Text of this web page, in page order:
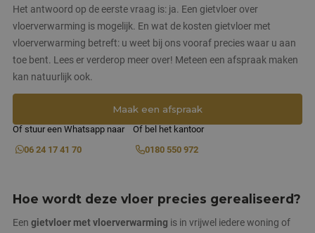
Het antwoord op de eerste vraag is: ja. Een gietvloer over
vloerverwarming is mogelijk. En wat de kosten gietvloer met
vloerverwarming betreft: u weet bij ons vooraf precies waar u aan
toe bent. Lees er verderop meer over! Meteen een afspraak maken
kan natuurlijk ook.
Maak een afspraak
Of stuur een Whatsapp naar
06 24 17 41 70
Of bel het kantoor
0180 550 972
Hoe wordt deze vloer precies gerealiseerd?
Een gietvloer met vloerverwarming is in vrijwel iedere woning of